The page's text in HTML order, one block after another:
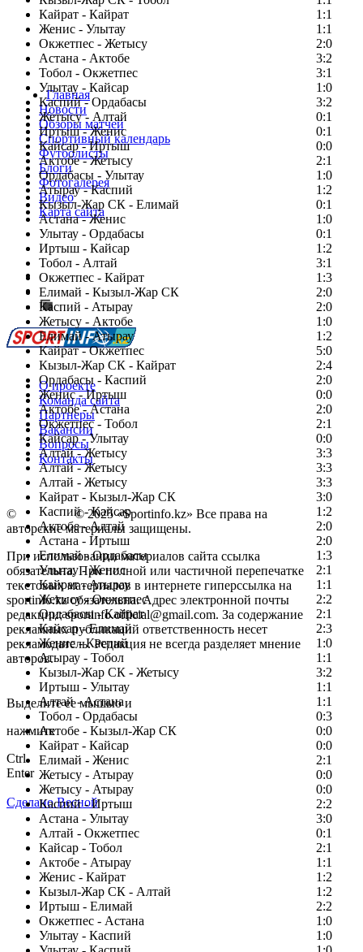
Кайрат - Кайрат
1:1
Женис - Улытау
1:1
Окжетпес - Жетысу
2:0
Астана - Актобе
3:2
Тобол - Окжетпес
3:1
Улытау - Кайсар
1:0
Каспий - Ордабасы
3:2
Жетысу - Алтай
0:1
Иртыш - Женис
0:1
Кайсар - Иртыш
0:0
Актобе - Жетысу
2:1
Ордабасы - Улытау
1:0
Атырау - Каспий
1:2
Кызыл-Жар СК - Елимай
0:1
Астана - Женис
1:0
Улытау - Ордабасы
0:1
Иртыш - Кайсар
1:2
Тобол - Алтай
3:1
Окжетпес - Кайрат
1:3
Елимай - Кызыл-Жар СК
2:0
Каспий - Атырау
2:0
Жетысу - Актобе
1:0
Елимай - Атырау
1:2
Кайрат - Окжетпес
5:0
Кызыл-Жар СК - Кайрат
2:4
Ордабасы - Каспий
2:0
Женис - Иртыш
0:0
Актобе - Астана
2:0
Окжетпес - Тобол
2:1
Кайсар - Улытау
0:0
Алтай - Жетысу
3:3
Алтай - Жетысу
3:3
Алтай - Жетысу
3:3
Кайрат - Кызыл-Жар СК
3:0
Каспий - Кайсар
1:2
Актобе - Алтай
2:0
Астана - Иртыш
2:0
Елимай - Ордабасы
1:3
Улытау - Женис
2:1
Кайрат - Атырау
1:1
Жетысу - Окжетпес
2:2
Ордабасы - Кайрат
2:1
Кайсар - Елимай
2:3
Женис - Каспий
1:0
Атырау - Тобол
1:1
Кызыл-Жар СК - Жетысу
3:2
Иртыш - Улытау
1:1
Алтай - Астана
1:1
Тобол - Ордабасы
0:3
Актобе - Кызыл-Жар СК
0:0
Кайрат - Кайсар
0:0
Елимай - Женис
2:1
Жетысу - Атырау
0:0
Жетысу - Атырау
0:0
Каспий - Иртыш
2:2
Астана - Улытау
3:0
Алтай - Окжетпес
0:1
Кайсар - Тобол
2:1
Актобе - Атырау
1:1
Женис - Кайрат
1:2
Кызыл-Жар СК - Алтай
1:2
Иртыш - Елимай
2:2
Окжетпес - Астана
1:0
Улытау - Каспий
1:0
Главная
Новости
Обзоры матчей
Спортивный календарь
Футболисты
Блоги
Фотогалерея
Видео
Карта сайта
Есть идея?
Сообщить о мероприятии
Перейти на старый сайт
О проекте
Команда сайта
Партнеры
Вакансии
Вопросы
Контакты
© Copyright© 2025 «Sportinfo.kz» Все права на
авторские материалы защищены.
При использовании материалов сайта ссылка
обязательна. При полной или частичной перепечатке
текстовых материалов в интернете гиперссылка на
sportinfo.kz обязательна. Адрес электронной почты
редакции: sportinfo.official@gmail.com. За содержание
рекламных публикаций ответственность несет
рекламодатель. Редакция не всегда разделяет мнение
авторов.
Заметили ошибку в тексте?
Выделите ее мышью и
нажмите
Ctrl
Enter
Сделано Весной